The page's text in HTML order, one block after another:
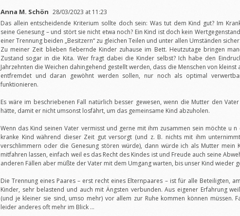
Anna M. Schön 28/03/2023 at 11:23
Das allein entscheidende Kriterium sollte doch sein: Was tut dem Kind gut? Im
seine Genesung – und stört sie nicht etwa noch? Ein Kind ist doch kein
einer Trennung beiden „Besitzern“ zu gleichen Teilen und unter allen Umständen
Zu meiner Zeit blieben fiebernde Kinder zuhause im Bett. Heutzutage bringen
Zustand sogar in die Kita. Wer fragt dabei die Kinder selbst? Ich habe den
Jahrzehnten die Weichen dahingehend gestellt werden, dass die Menschen von kleinst
entfremdet und daran gewöhnt werden sollen, nur noch als optimal
funktionieren.
Es wäre im beschriebenen Fall natürlich besser gewesen, wenn die Mutter den
hätte, damit er nicht umsonst losfährt, um das gemeinsame Kind abzuholen.
Wenn das Kind seinen Vater vermisst und gerne mit ihm zusammen sein möchte u
kranke Kind während dieser Zeit gut versorgt (und z. B. nichts mit ihm
verschlimmern oder die Genesung stören würde), dann würde ich als Mutter mein
mitfahren lassen, einfach weil es das Recht des Kindes ist und Freude auch seine
anderen Fällen aber müßte der Vater mit dem Umgang warten, bis unser Kind wieder
Die Trennung eines Paares – erst recht eines Elternpaares – ist für alle Beteiligten,
Kinder, sehr belastend und auch mit Ängsten verbunden. Aus eigener Erfahrung
(und je kleiner sie sind, umso mehr) vor allem zur Ruhe kommen können müssen.
leider anderes oft mehr im Blick …